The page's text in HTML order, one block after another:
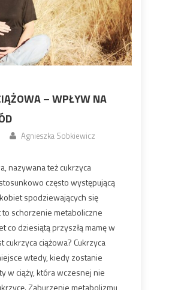
– WPŁYW NA
Agnieszka Sobkiewicz
nazywana też cukrzyca
często występującą
spodziewających się
to schorzenie metaboliczne
co dziesiątą przyszłą mamę w
cukrzyca ciążowa? Cukrzyca
wtedy, kiedy zostanie
w ciąży, która wczesnej nie